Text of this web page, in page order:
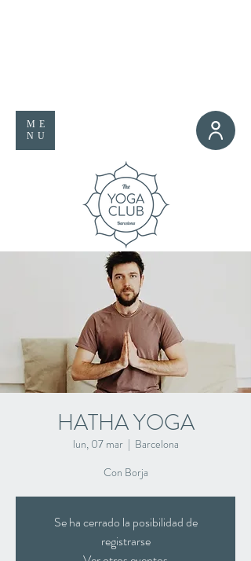
ME
NU
HATHA YOGA
lun, 07 mar
  |
Barcelona
Con Borja
Se ha cerrado la posibilidad de
registrarse